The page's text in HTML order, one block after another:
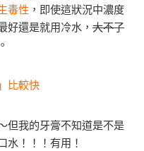
毒性 ，即使這狀況中濃度
好還是就用冷水， 大不了
。
比較快
但我的牙膏不知道是不是
水！！！有用！